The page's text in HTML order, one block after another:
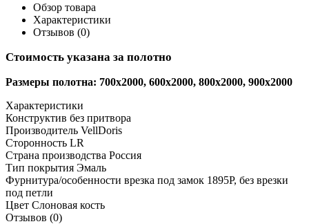
Обзор товара
Характеристики
Отзывов (0)
Стоимость указана за полотно
Размеры полотна: 700x2000, 600x2000, 800x2000, 900x2000
Характеристики
Конструктив без притвора
Производитель VellDoris
Сторонность LR
Страна производства Россия
Тип покрытия Эмаль
Фурнитура/особенности врезка под замок 1895Р, без врезки
под петли
Цвет Слоновая кость
Отзывов (0)